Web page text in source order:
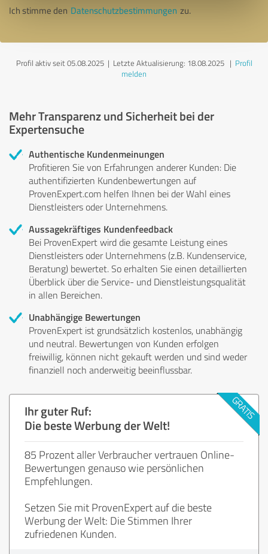
Ich stimme den Datenschutzbestimmungen zu.
Profil aktiv seit 05.08.2025 | Letzte Aktualisierung: 18.08.2025| Profil
melden
Mehr Transparenz und Sicherheit bei der
Expertensuche
Authentische Kundenmeinungen
Profitieren Sie von Erfahrungen anderer Kunden: Die
authentifizierten Kundenbewertungen auf
ProvenExpert.com helfen Ihnen bei der Wahl eines
Dienstleisters oder Unternehmens.
Aussagekräftiges Kundenfeedback
Bei ProvenExpert wird die gesamte Leistung eines
Dienstleisters oder Unternehmens (z.B. Kundenservice,
Beratung) bewertet. So erhalten Sie einen detaillierten
Überblick über die Service- und Dienstleistungsqualität
in allen Bereichen.
Unabhängige Bewertungen
ProvenExpert ist grundsätzlich kostenlos, unabhängig
und neutral. Bewertungen von Kunden erfolgen
freiwillig, können nicht gekauft werden und sind weder
finanziell noch anderweitig beeinflussbar.
Ihr guter Ruf:
Die beste Werbung der Welt!
85 Prozent aller Verbraucher vertrauen Online-
Bewertungen genauso wie persönlichen
Empfehlungen.
Setzen Sie mit ProvenExpert auf die beste
Werbung der Welt: Die Stimmen Ihrer
zufriedenen Kunden.